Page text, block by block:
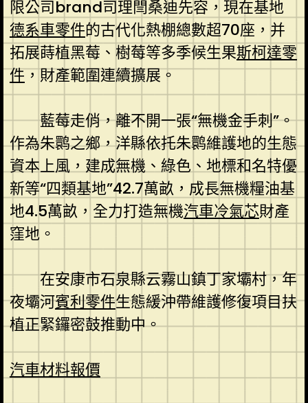
限公司brand司理閆桑迪先容，現在基地
德系車零件的古代化熱棚總數超70座，并
拓展蒔植黑莓、樹莓等多季候生果斯柯達零
件，財產範圍連續擴展。
藍莓走俏，離不開一張“無機金手刺”。
作為朱鹮之鄉，洋縣依托朱鹮維護地的生態
資本上風，建成無機、綠色、地標和名特優
新等“四類基地”42.7萬畝，成長無機糧油基
地4.5萬畝，全力打造無機汽車冷氣芯財產
窪地。
在安康市石泉縣云霧山鎮丁家壩村，年
夜壩河賓利零件生態緩沖帶維護修復項目扶
植正緊鑼密鼓推動中。
汽車材料報價